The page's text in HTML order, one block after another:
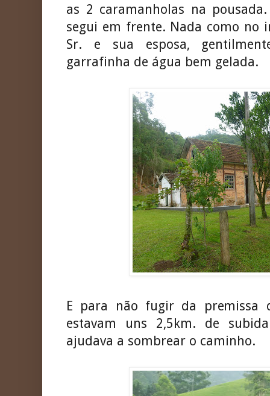
as 2 caramanholas na
segui em frente. Nada como
Sr. e sua esposa,
garrafinha de água bem gelada.
E para não fugir da premissa
estavam uns 2,5km. de
ajudava a sombrear o caminho.